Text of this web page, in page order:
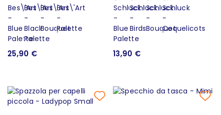
25,90 € 13,90 €